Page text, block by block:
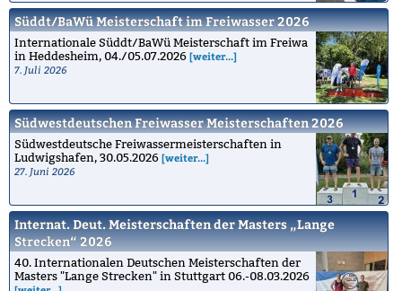
Süddt/BaWü Meisterschaft im Freiwasser 2026
Internationale Süddt/BaWü Meisterschaft im Freiwa
in Heddesheim, 04./05.07.2026 [weiter...]
7. Juli 2026
Südwestdeutschen Freiwasser Meisterschaften 2026
Südwestdeutsche Freiwassermeisterschaften in
Ludwigshafen, 30.05.2026 [weiter...]
27. Juni 2026
Internat. Deut. Meisterschaften der Masters „Lange
Strecken“ 2026
40. Internationalen Deutschen Meisterschaften der
Masters "Lange Strecken" in Stuttgart 06.-08.03.2026